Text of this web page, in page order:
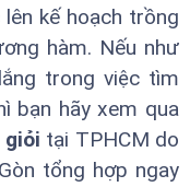
kế hoạch trồng
hàm. Nếu như
trong việc tìm
bạn hãy xem qua
giỏi tại TPHCM do
tổng hợp ngay